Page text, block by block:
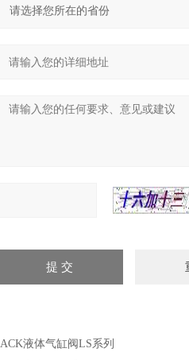
液体气缸阀LS系列